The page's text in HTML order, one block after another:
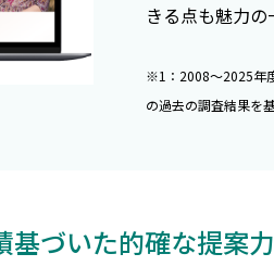
きる点も魅力の
※1：2008～2025年
の過去の調査結果を
づいた的確な提案力